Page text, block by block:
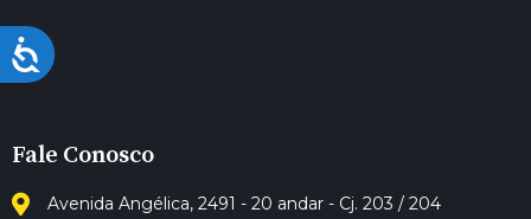
Acessibilidade
Fale Conosco
Avenida Angélica, 2491 - 20 andar - Cj. 203 / 204